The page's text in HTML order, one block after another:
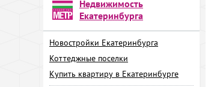
Недвижимость
Екатеринбурга
Новостройки Екатеринбурга
Коттеджные поселки
Купить квартиру в Екатеринбурге